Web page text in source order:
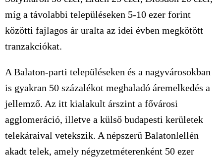
míg a távolabbi településeken 5-10 ezer forint
közötti fajlagos ár uralta az idei évben megkötött
tranzakciókat.
A Balaton-parti településeken és a nagyvárosokban
is gyakran 50 százalékot meghaladó áremelkedés a
jellemző. Az itt kialakult árszint a fővárosi
agglomeráció, illetve a külső budapesti kerületek
telekáraival vetekszik. A népszerű Balatonlellén
akadt telek, amely négyzetméterenként 50 ezer